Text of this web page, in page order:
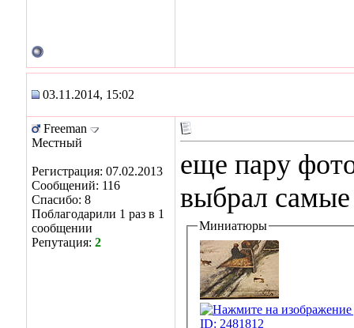
03.11.2014, 15:02
Freeman
Местный
Регистрация: 07.02.2013
Сообщений: 116
Спасибо: 8
Поблагодарили 1 раз в 1
сообщении
Репутация: 2
еще пару
выбрал
Миниатюры